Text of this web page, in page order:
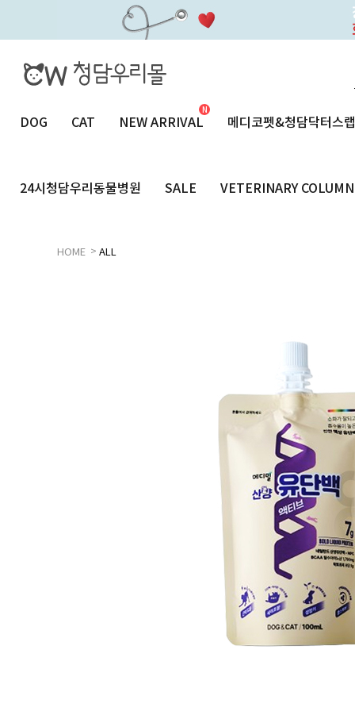
DOG CAT NEW ARRIVAL 메디코펫&청담닥터스랩
24시청담우리동물병원 SALE VETERINARY COLUMN
HOME > ALL